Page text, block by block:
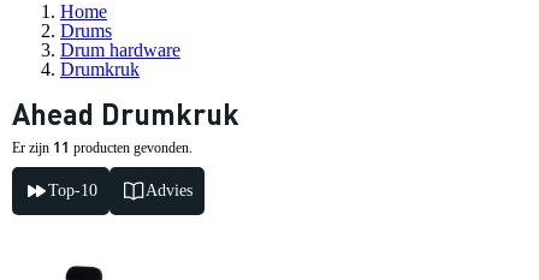
Home
Drums
Drum hardware
Drumkruk
Ahead Drumkruk
Er zijn 11 producten gevonden.
Top-10 Advies